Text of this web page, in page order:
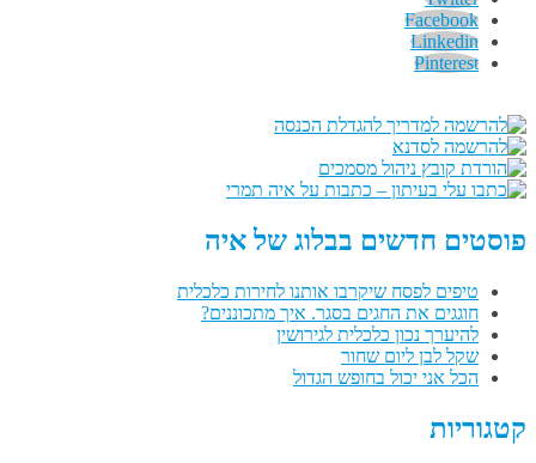
Facebook
Linkedin
Pinterest
פוסטים חדשים בבלוג של איה
טיפים לפסח שיקרבו אותנו לחירות כלכלית
חוגגים את החגים בסגר. איך מתכוננים?
להיערך נכון כלכלית לגירושין
שקל לבן ליום שחור
הכל אני יכול בחופש הגדול
קטגוריות